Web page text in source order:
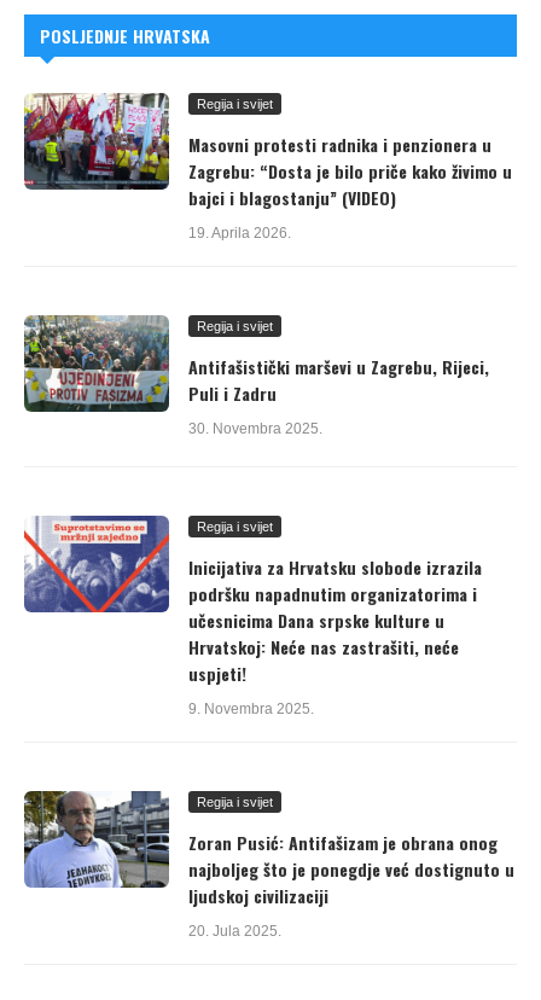
POSLJEDNJE HRVATSKA
Regija i svijet
Masovni protesti radnika i penzionera u
Zagrebu: “Dosta je bilo priče kako živimo u
bajci i blagostanju” (VIDEO)
19. Aprila 2026.
Regija i svijet
Antifašistički marševi u Zagrebu, Rijeci,
Puli i Zadru
30. Novembra 2025.
Regija i svijet
Inicijativa za Hrvatsku slobode izrazila
podršku napadnutim organizatorima i
učesnicima Dana srpske kulture u
Hrvatskoj: Neće nas zastrašiti, neće
uspjeti!
9. Novembra 2025.
Regija i svijet
Zoran Pusić: Antifašizam je obrana onog
najboljeg što je ponegdje već dostignuto u
ljudskoj civilizaciji
20. Jula 2025.